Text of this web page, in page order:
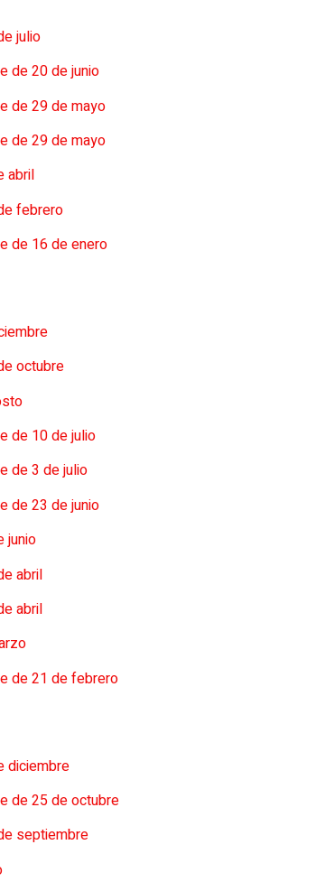
julio
de 20 de junio
de 29 de mayo
de 29 de mayo
abril
febrero
de 16 de enero
octubre
de 10 de julio
de 3 de julio
de 23 de junio
junio
abril
abril
de 21 de febrero
diciembre
de 25 de octubre
septiembre